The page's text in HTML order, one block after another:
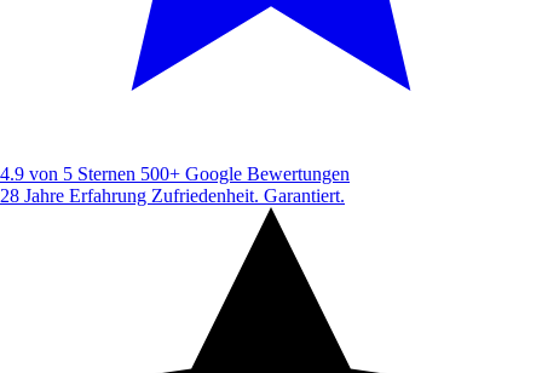
4.9 von 5 Sternen 500+ Google Bewertungen
28 Jahre Erfahrung Zufriedenheit. Garantiert.